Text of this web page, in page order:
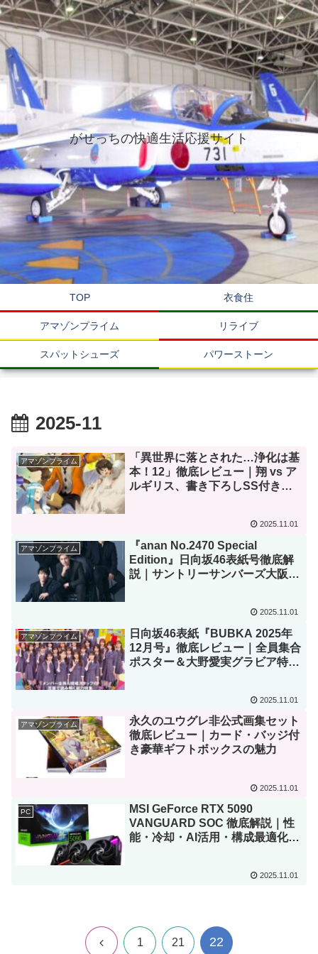
がせっちの快適生活応援サイト
TOP 衣食住
アマゾンプライム リライブ
スパットシューズ パワーストーン
2025-11
アマゾンプライム
「異世界に落とされた…浄化は基
本！12」徹底レビュー｜翔 vs ア
ルギリス、書き下ろしSS付き最
2025.11.01
アマゾンプライム
『anan No.2470 Special
Edition』日向坂46表紙号徹底解
説｜サントリーサンバーズ大阪・
2025.11.01
アマゾンプライム
日向坂46表紙『BUBKA 2025年
12月号』徹底レビュー｜全員集合
ポスター＆大野愛実グラビア特集
2025.11.01
アマゾンプライム
永久のユウグレ非公式画集セット
徹底レビュー｜カード・バッジ付
き豪華ギフトボックスの魅力
2025.11.01
PC
MSI GeForce RTX 5090
VANGUARD SOC 徹底解説｜性
能・冷却・AI活用・構成最適化ま
2025.11.01
前 1 21 22